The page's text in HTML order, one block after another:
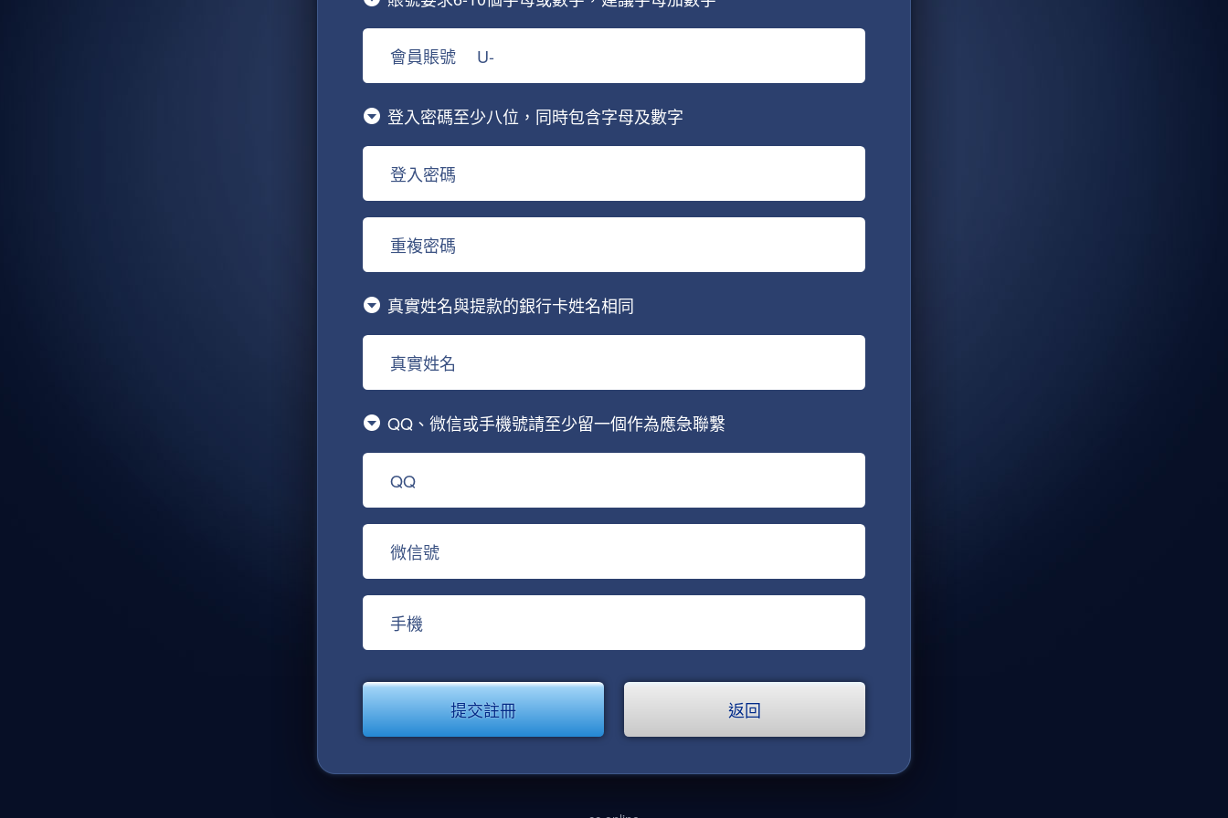
會員賬號 U-
登入密碼至少八位，同時包含字母及數字
登入密碼
重複密碼
真實姓名與提款的銀行卡姓名相同
真實姓名
QQ、微信或手機號請至少留一個作為應急聯繫
QQ
微信號
手機